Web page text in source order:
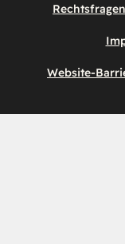
Rechtsfragen
Website-